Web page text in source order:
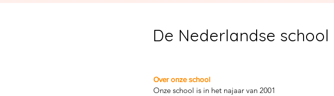
De Nederlandse school
Over onze school
Onze school is in het najaar van 2001